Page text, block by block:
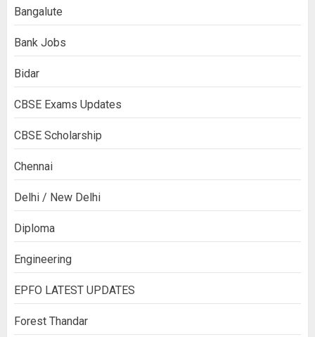
Bangalute
Bank Jobs
Bidar
CBSE Exams Updates
CBSE Scholarship
Chennai
Delhi / New Delhi
Diploma
Engineering
EPFO LATEST UPDATES
Forest Thandar